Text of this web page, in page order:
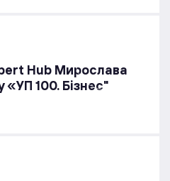
Hub Мирослава
«УП 100. Бізнес"